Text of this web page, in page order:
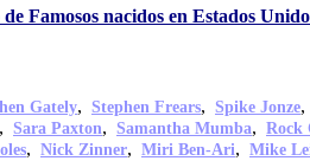
Famosos nacidos en Estados
Gately, Stephen Frears, Spike Jonze,
, Sara Paxton, Samantha Mumba, Rock
, Nick Zinner, Miri Ben-Ari, Mike